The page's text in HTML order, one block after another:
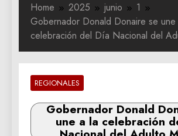
Home 2025 junio
1
Gobernador Donald Donaire se une
celebración del Día Nacional del
REGIONALES
Gobernador Donald
une a la celebración